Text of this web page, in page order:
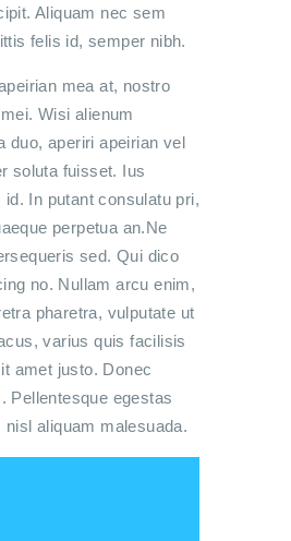
Aliquam nec sem
felis id, semper nibh.
mea at, nostro
Wisi alienum
duo, aperiri apeirian vel
soluta fuisset. Ius
id. In putant consulatu pri,
perpetua an.Ne
sed. Qui dico
no. Nullam arcu enim,
pharetra, vulputate ut
varius quis facilisis
amet justo. Donec
Pellentesque egestas
aliquam malesuada.